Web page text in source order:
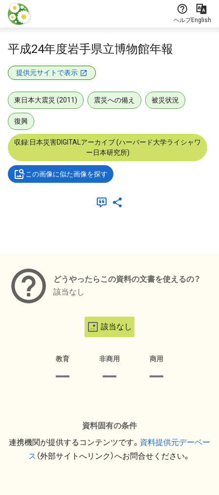
本文に飛ぶ
ヘルプEnglish
平成24年度岩手県立博物館年報
提供元サイトで表示
東日本大震災 (2011) 震災への備え 被災状況
復興
収録:日本災害DIGITALアーカイブ (ハーバード大学ライシャワ
ー日本研究所)
この画像に似た画像を探す
どうやったらこの資料の文書を使えるの？
該当なし
該当なし
教育 非商用 商用
資料固有の条件
連携機関が提供するコンテンツです。 資料提供元デーベー
ス （外部サイトへリンク）へお問合せください。